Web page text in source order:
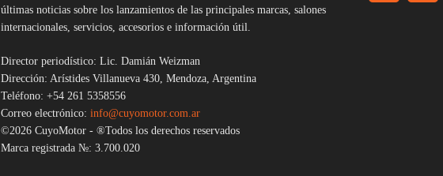
últimas noticias sobre los lanzamientos de las principales marcas, salones
internacionales, servicios, accesorios e información útil.
Director periodístico: Lic. Damián Weizman
Dirección: Arístides Villanueva 430, Mendoza, Argentina
Teléfono: +54 261 5358556
Correo electrónico: info@cuyomotor.com.ar
©2026 CuyoMotor - ®Todos los derechos reservados
Marca registrada №: 3.700.020